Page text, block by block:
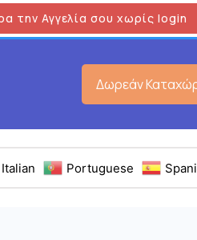
την Αγγελία σου χωρίς login
Δωρεάν
Italian Portuguese